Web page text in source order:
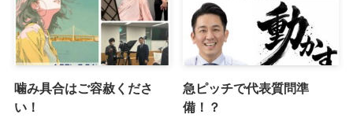
噛み具合はご容赦くださ
い！
急ピッチで代表質問準
備！？